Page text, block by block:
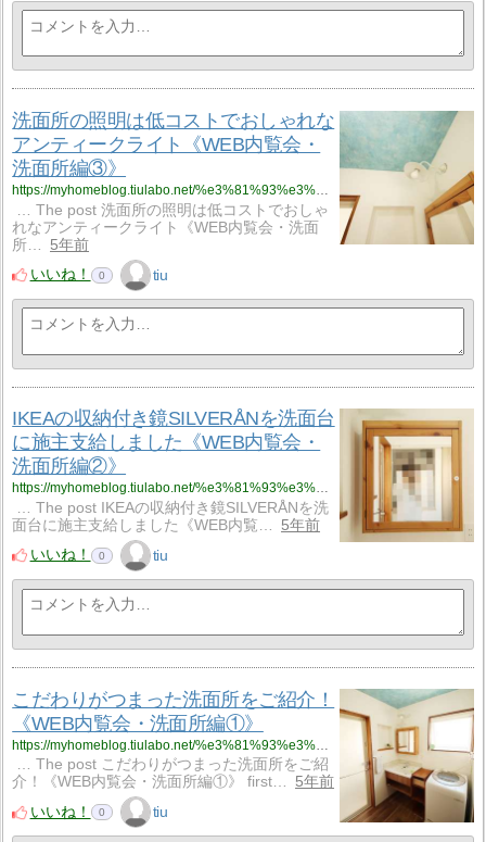
洗面所の照明は低コストでおしゃれな
アンティークライト《WEB内覧会・
洗面所編③》
https://myhomeblog.tiulabo.net/%e3%81%93%e3%81%a0%e3%82%8f%e3%82%8a%e3%81%8c%e3%81%a4%e3%81%be%e3%81%a3%e3%81%9f%e6%b4%97%e9%9d%a2%e6%89%80%e3%82%92%e3%81%94%e7%b4%b9%e4%bb%8b%ef%bc%81%e6%b4%97%e9%9d%a2%e5%8f%b0%e3%81%af%e3%83%91-3/
… The post 洗面所の照明は低コストでおしゃ
れなアンティークライト《WEB内覧会・洗面
所…
5年前
いいね！
0 tiu
IKEAの収納付き鏡SILVERÅNを洗面台
に施主支給しました《WEB内覧会・
洗面所編②》
https://myhomeblog.tiulabo.net/%e3%81%93%e3%81%a0%e3%82%8f%e3%82%8a%e3%81%8c%e3%81%a4%e3%81%be%e3%81%a3%e3%81%9f%e6%b4%97%e9%9d%a2%e6%89%80%e3%82%92%e3%81%94%e7%b4%b9%e4%bb%8b%ef%bc%81%e6%b4%97%e9%9d%a2%e5%8f%b0%e3%81%af%e3%83%91-2/
… The post IKEAの収納付き鏡SILVERÅNを洗
面台に施主支給しました《WEB内覧…
5年前
いいね！
0 tiu
こだわりがつまった洗面所をご紹介！
《WEB内覧会・洗面所編①》
… The post こだわりがつまった洗面所をご紹
介！《WEB内覧会・洗面所編①》 first…
5年前
いいね！
0 tiu